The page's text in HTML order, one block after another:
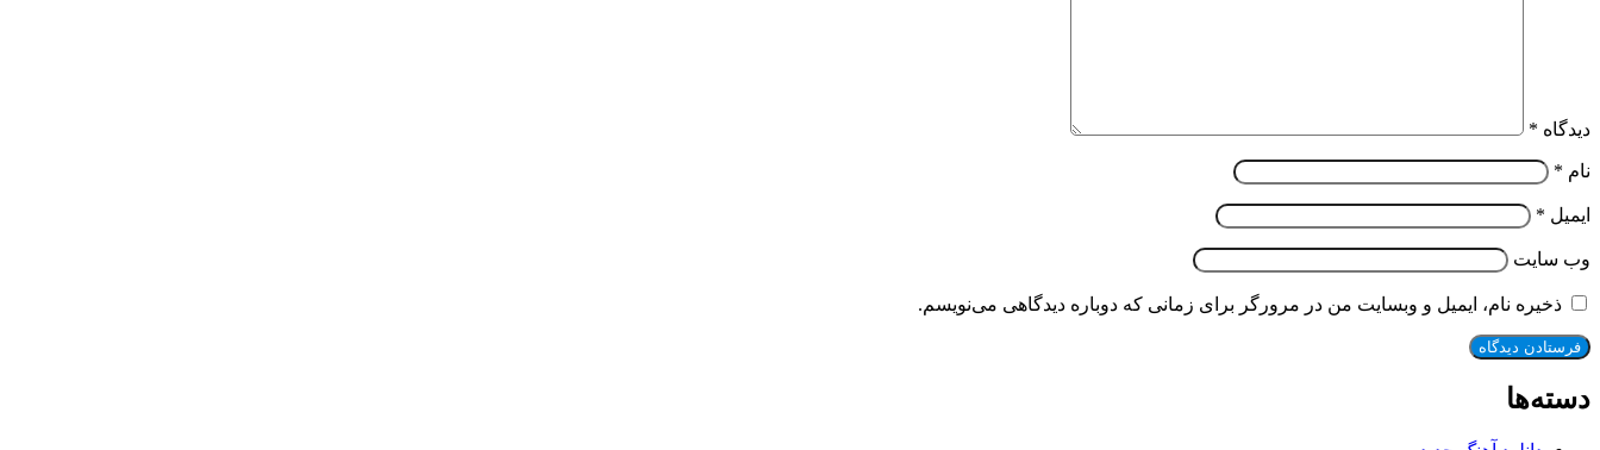
دیدگاه *
نام *
ایمیل *
وب‌ سایت
ذخیره نام، ایمیل و وبسایت من در مرورگر برای زمانی که دوباره دیدگاهی می‌نویسم.
دسته‌ها